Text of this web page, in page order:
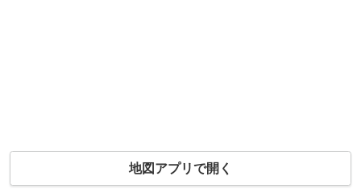
地図アプリで開く